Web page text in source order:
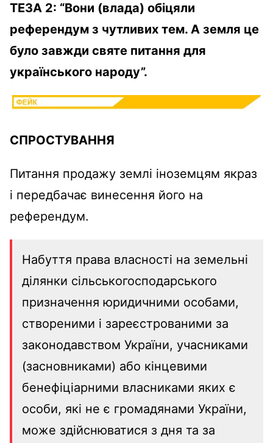
ТЕЗА 2: “Вони (влада) обіцяли
референдум з чутливих тем. А земля це
було завжди святе питання для
українського народу”.
СПРОСТУВАННЯ
Питання продажу землі іноземцям якраз
і передбачає винесення його на
референдум.
Набуття права власності на земельні
ділянки сільськогосподарського
призначення юридичними особами,
створеними і зареєстрованими за
законодавством України, учасниками
(засновниками) або кінцевими
бенефіціарними власниками яких є
особи, які не є громадянами України,
може здійснюватися з дня та за